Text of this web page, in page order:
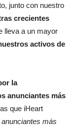
junto con nuestro
crecientes
lleva a un mayor
activos de
la
anunciantes más
que iHeart
más